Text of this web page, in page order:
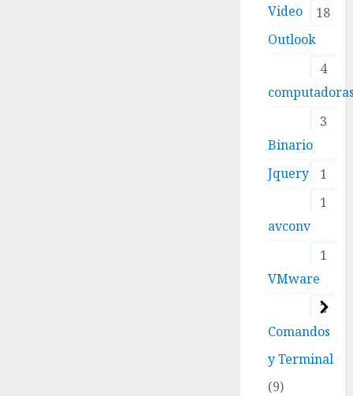
Video
18
Outlook
4
3
Binario
1
Jquery
1
avconv
1
VMware
2
Comandos
y Terminal
9